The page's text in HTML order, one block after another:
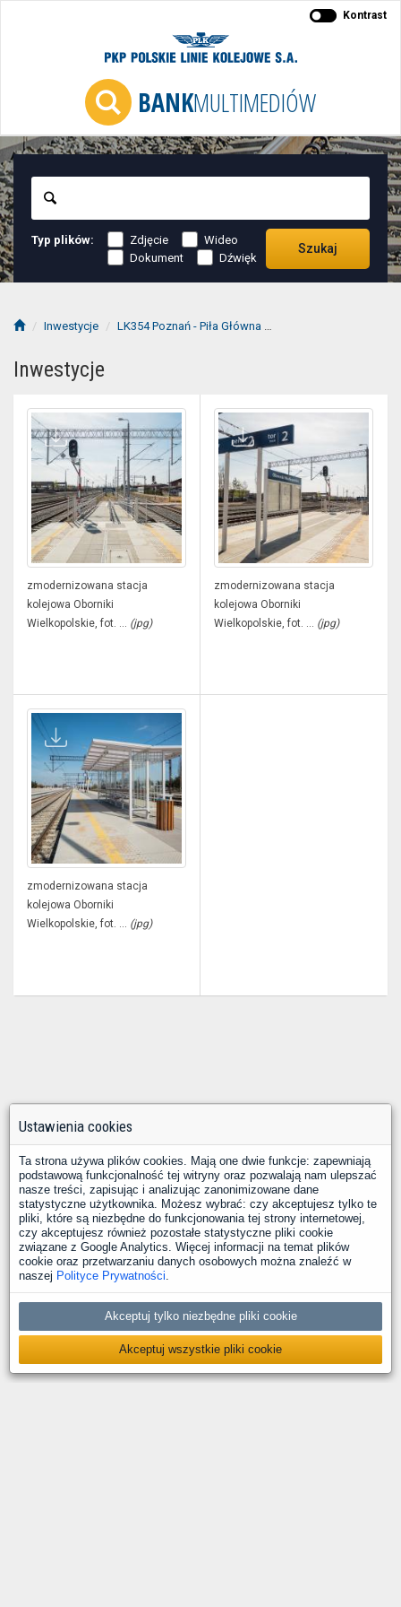
BANKMULTIMEDIÓW
Kontrast
Typ plików: Zdjęcie
Wideo
Dokument
Dźwięk
Szukaj
Inwestycje LK354 Poznań - Piła Główna
Inwestycje
zmodernizowana stacja
kolejowa Oborniki
Wielkopolskie, fot. ... (jpg)
zmodernizowana stacja
kolejowa Oborniki
Wielkopolskie, fot. ... (jpg)
zmodernizowana stacja
kolejowa Oborniki
Wielkopolskie, fot. ... (jpg)
Ustawienia cookies
Ta strona używa plików cookies. Mają one dwie funkcje: zapewniają
podstawową funkcjonalność tej witryny oraz pozwalają nam ulepszać
nasze treści, zapisując i analizując zanonimizowane dane
statystyczne użytkownika. Możesz wybrać: czy akceptujesz tylko te
pliki, które są niezbędne do funkcjonowania tej strony internetowej,
czy akceptujesz również pozostałe statystyczne pliki cookie
związane z Google Analytics. Więcej informacji na temat plików
cookie oraz przetwarzaniu danych osobowych można znaleźć w
naszej Polityce Prywatności.
Akceptuj tylko niezbędne pliki cookie
Akceptuj wszystkie pliki cookie